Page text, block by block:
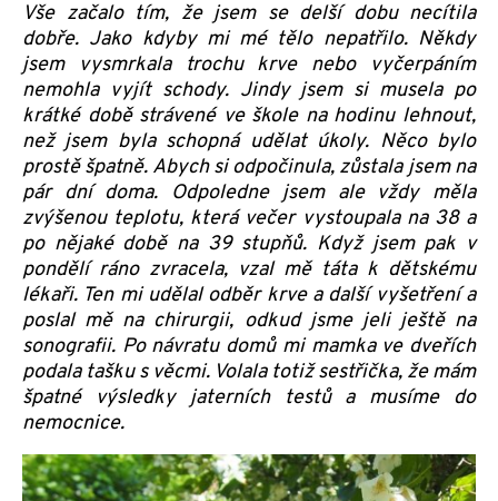
Vše začalo tím, že jsem se delší dobu necítila
dobře. Jako kdyby mi mé tělo nepatřilo. Někdy
jsem vysmrkala trochu krve nebo vyčerpáním
nemohla vyjít schody. Jindy jsem si musela po
krátké době strávené ve škole na hodinu lehnout,
než jsem byla schopná udělat úkoly. Něco bylo
prostě špatně. Abych si odpočinula, zůstala jsem na
pár dní doma. Odpoledne jsem ale vždy měla
zvýšenou teplotu, která večer vystoupala na 38 a
po nějaké době na 39 stupňů. Když jsem pak v
pondělí ráno zvracela, vzal mě táta k dětskému
lékaři. Ten mi udělal odběr krve a další vyšetření a
poslal mě na chirurgii, odkud jsme jeli ještě na
sonografii. Po návratu domů mi mamka ve dveřích
podala tašku s věcmi. Volala totiž sestřička, že mám
špatné výsledky jaterních testů a musíme do
nemocnice.